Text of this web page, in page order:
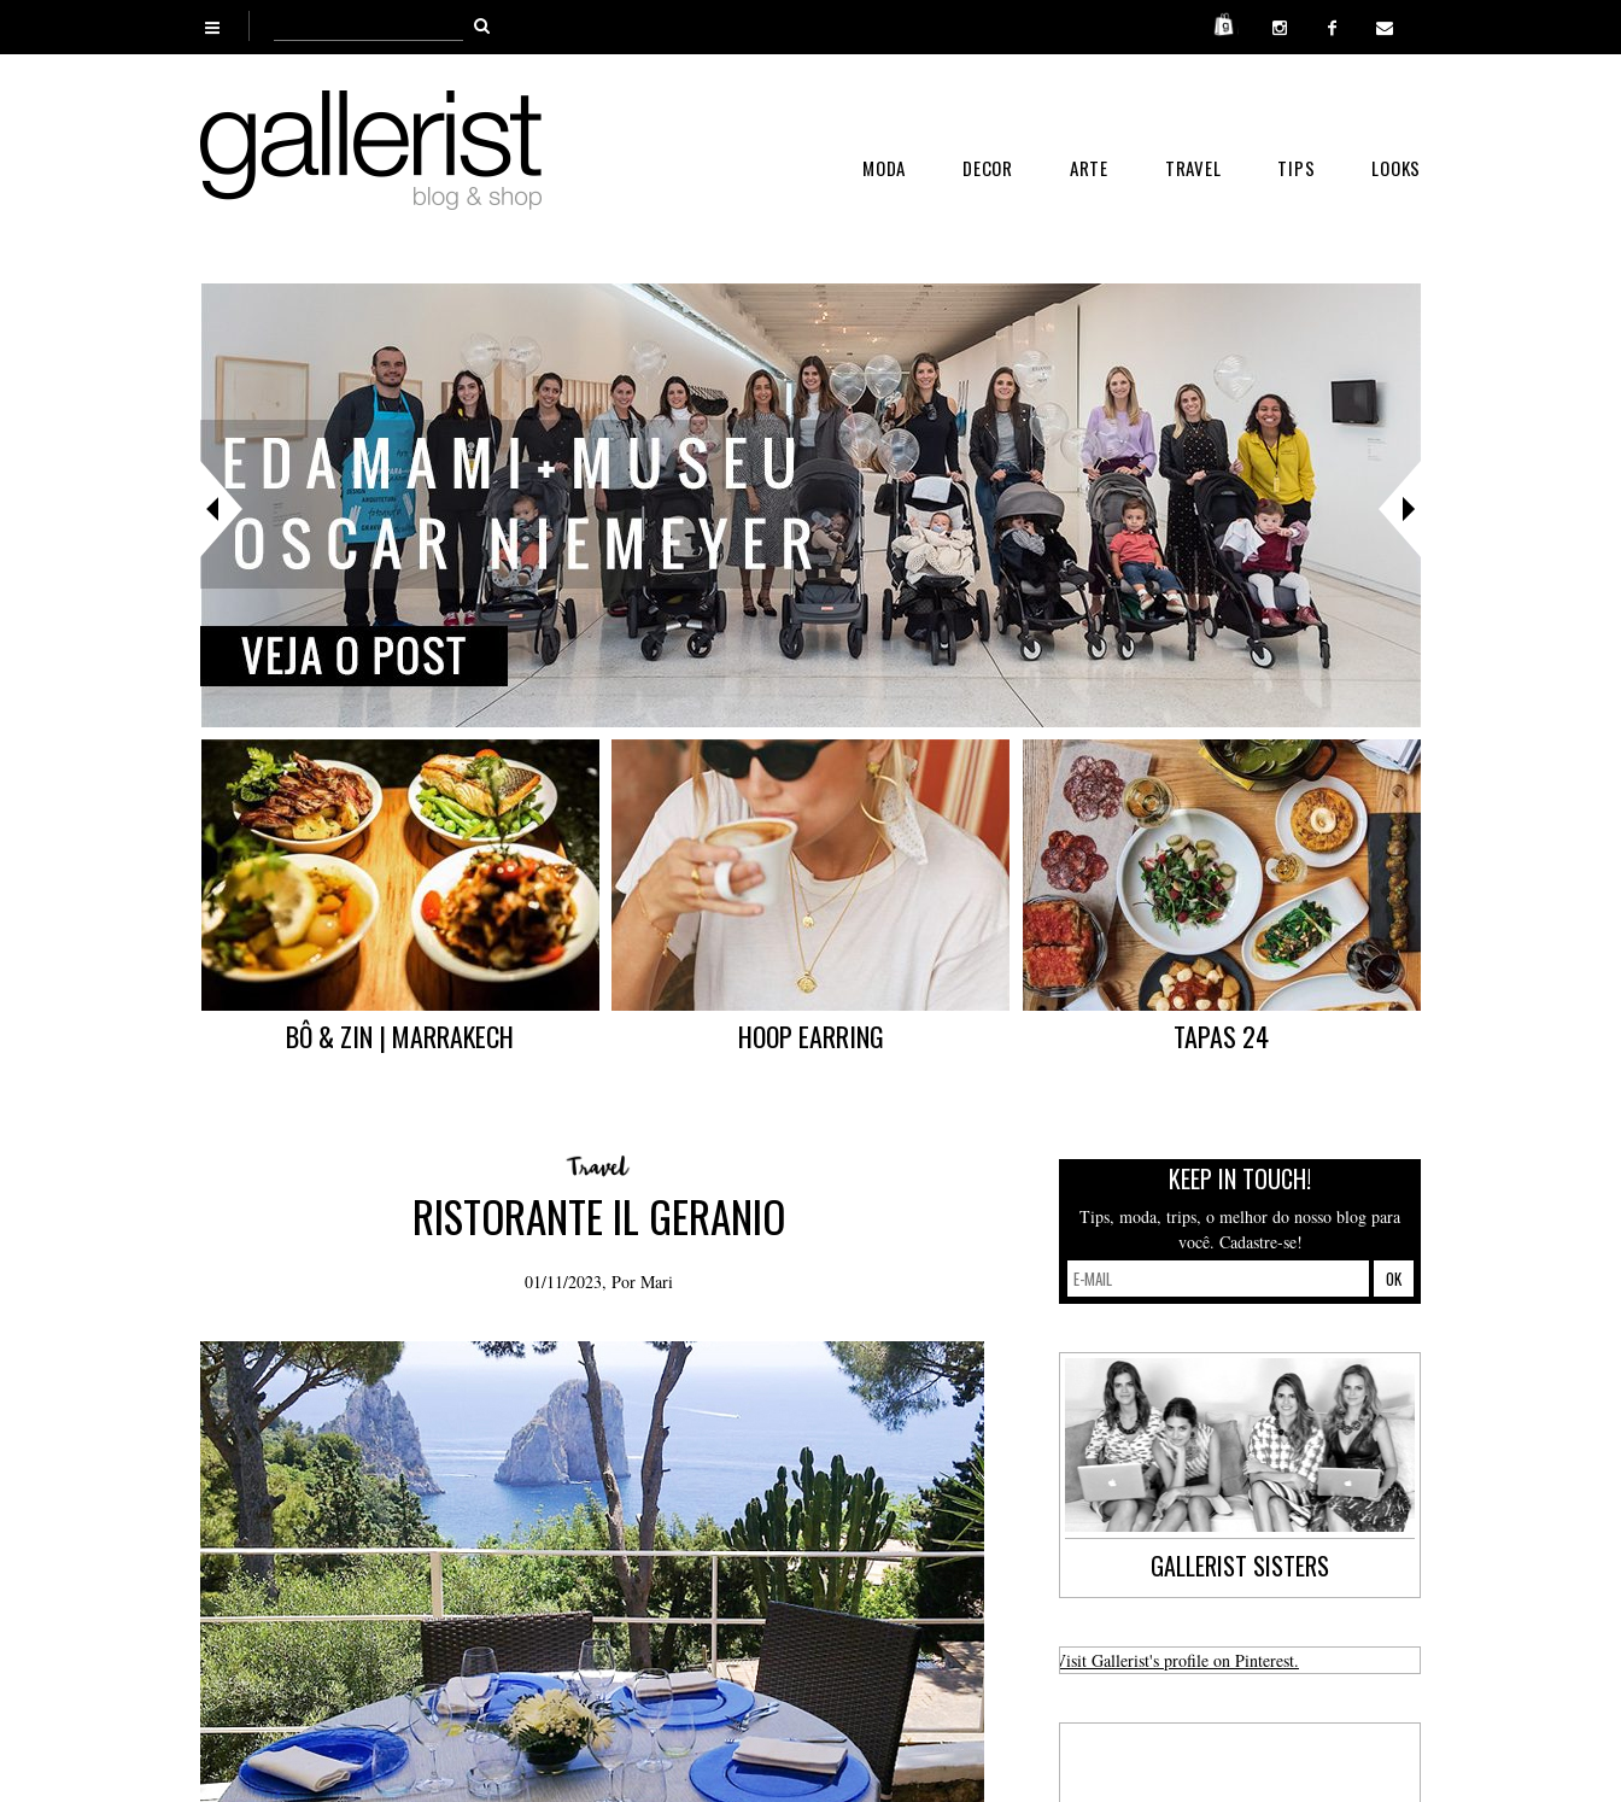
MODA DECOR ARTE TRAVEL TIPS LOOKS
BÔ & ZIN | MARRAKECH HOOP EARRING TAPAS 24
RISTORANTE IL GERANIO
01/11/2023, Por Mari
KEEP IN TOUCH!
Tips, moda, trips, o melhor do nosso blog para
você. Cadastre-se!
GALLERIST SISTERS
Visit Gallerist's profile on Pinterest.